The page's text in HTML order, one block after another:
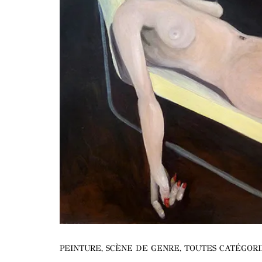
PEINTURE, SCÈNE DE GENRE, TOUTES